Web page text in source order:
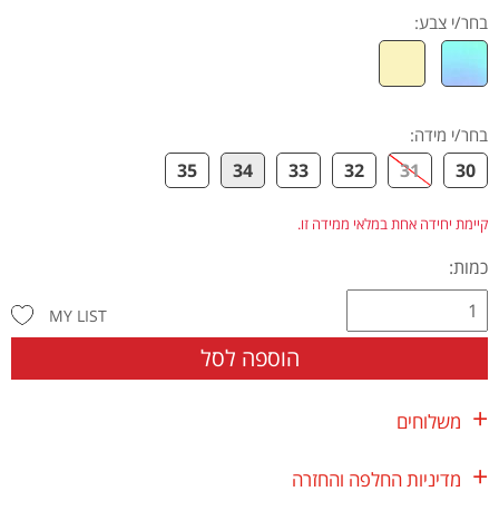
בחר/י צבע:
בחר/י מידה:
30
31
32
33
34
35
קיימת יחידה אחת במלאי ממידה זו.
כמות:
הוספה לסל
MY LIST
משלוחים
מדיניות החלפה והחזרה